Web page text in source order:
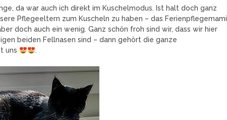
da war auch ich direkt im Kuschelmodus. Ist halt doch ganz
Pflegeeltern zum Kuscheln zu haben – das Ferienpflegemami
doch auch ein wenig. Ganz schön froh sind wir, dass wir hier
beiden Fellnasen sind – dann gehört die ganze
uns
.